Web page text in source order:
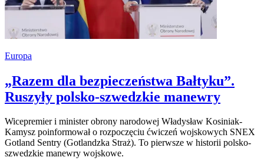
Europa
„Razem dla bezpieczeństwa Bałtyku”.
Ruszyły polsko-szwedzkie manewry
Wicepremier i minister obrony narodowej Władysław Kosiniak-
Kamysz poinformował o rozpoczęciu ćwiczeń wojskowych SNEX
Gotland Sentry (Gotlandzka Straż). To pierwsze w historii polsko-
szwedzkie manewry wojskowe.